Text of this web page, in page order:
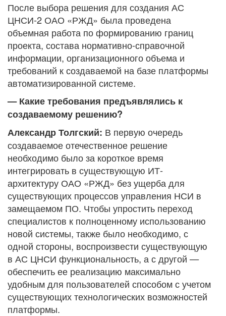
После выбора решения для создания АС
ЦНСИ-2 ОАО «РЖД» была проведена
объемная работа по формированию границ
проекта, состава нормативно-справочной
информации, организационного объема и
требований к создаваемой на базе платформы
автоматизированной системе.
— Какие требования предъявлялись к
создаваемому решению?
Александр Толгский: В первую очередь
создаваемое отечественное решение
необходимо было за короткое время
интегрировать в существующую ИТ-
архитектуру ОАО «РЖД» без ущерба для
существующих процессов управления НСИ в
замещаемом ПО. Чтобы упростить переход
специалистов к полноценному использованию
новой системы, также было необходимо, с
одной стороны, воспроизвести существующую
в АС ЦНСИ функциональность, а с другой —
обеспечить ее реализацию максимально
удобным для пользователей способом с учетом
существующих технологических возможностей
платформы.